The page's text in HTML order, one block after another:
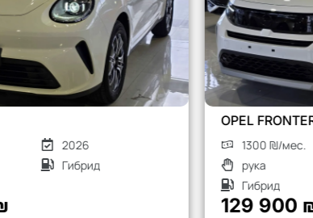
1300 ₪/мес.
рука
129 900 ₪